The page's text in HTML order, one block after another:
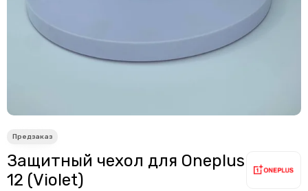
Защитный чехол для Oneplus
12 (Violet)